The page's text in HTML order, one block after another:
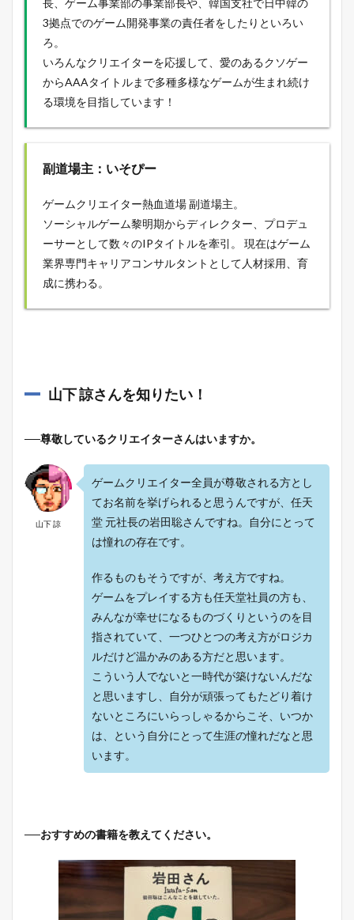
3拠点でのゲーム開発事業の責任者をしたりといろい
ろ。
いろんなクリエイターを応援して、愛のあるクソゲー
からAAAタイトルまで多種多様なゲームが生まれ続け
る環境を目指しています！
副道場主：いそぴー
ゲームクリエイター熱血道場 副道場主。
ソーシャルゲーム黎明期からディレクター、プロデュ
ーサーとして数々のIPタイトルを牽引。 現在はゲーム
業界専門キャリアコンサルタントとして人材採用、育
成に携わる。
山下 諒さんを知りたい！
──尊敬しているクリエイターさんはいますか。
山下 諒
ゲームクリエイター全員が尊敬される方とし
てお名前を挙げられると思うんですが、任天
堂 元社長の岩田聡さんですね。自分にとって
は憧れの存在です。
作るものもそうですが、考え方ですね。
ゲームをプレイする方も任天堂社員の方も、
みんなが幸せになるものづくりというのを目
指されていて、一つひとつの考え方がロジカ
ルだけど温かみのある方だと思います。
こういう人でないと一時代が築けないんだな
と思いますし、自分が頑張ってもたどり着け
ないところにいらっしゃるからこそ、いつか
は、という自分にとって生涯の憧れだなと思
います。
──おすすめの書籍を教えてください。